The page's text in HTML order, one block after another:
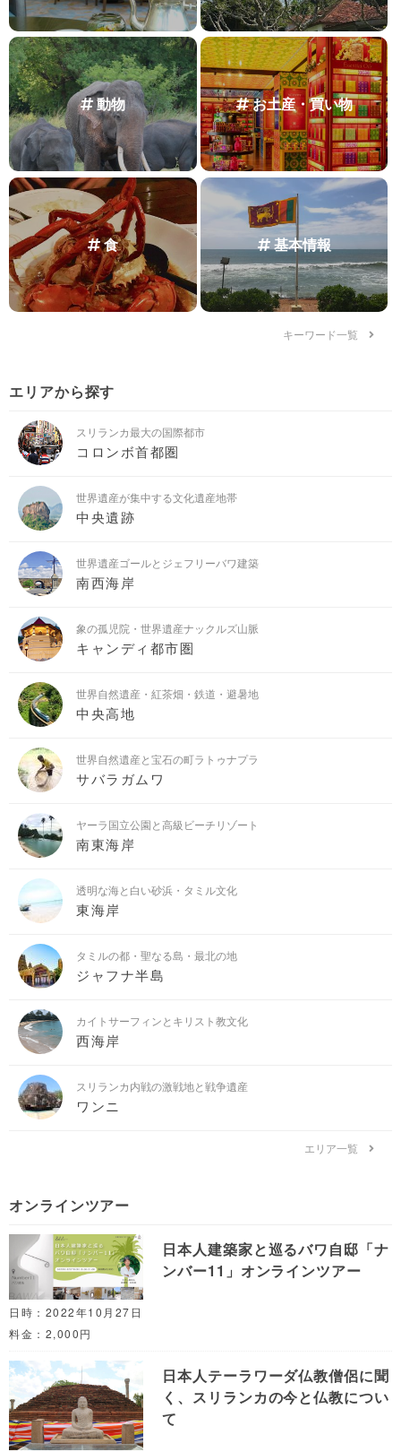
動物 お土産・買い物
食 基本情報
キーワード一覧
エリアから探す
スリランカ最大の国際都市
コロンボ首都圏
世界遺産が集中する文化遺産地帯
中央遺跡
世界遺産ゴールとジェフリーバワ建築
南西海岸
象の孤児院・世界遺産ナックルズ山脈
キャンディ都市圏
世界自然遺産・紅茶畑・鉄道・避暑地
中央高地
世界自然遺産と宝石の町ラトゥナプラ
サバラガムワ
ヤーラ国立公園と高級ビーチリゾート
南東海岸
透明な海と白い砂浜・タミル文化
東海岸
タミルの都・聖なる島・最北の地
ジャフナ半島
カイトサーフィンとキリスト教文化
西海岸
スリランカ内戦の激戦地と戦争遺産
ワンニ
エリア一覧
オンラインツアー
日本人建築家と巡るバワ自邸「ナ
ンバー11」オンラインツアー
日時：2022年10月27日
料金：2,000円
日本人テーラワーダ仏教僧侶に聞
く、スリランカの今と仏教につい
て